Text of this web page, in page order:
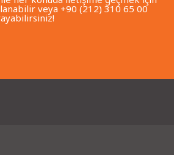
veya +90 (212) 310 65 00